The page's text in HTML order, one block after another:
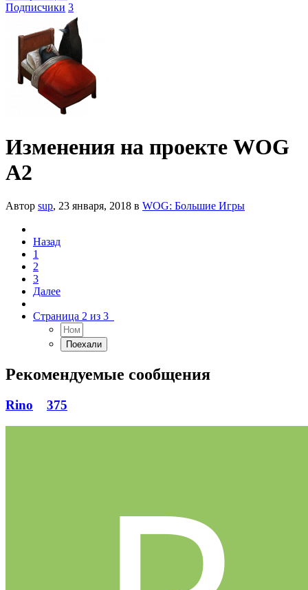
Подписчики 3
Изменения на проекте WOG
A2
Автор sup, 23 января, 2018 в WOG: Большие Игры
Назад
1
2
3
Далее
Страница 2 из 3
Рекомендуемые сообщения
Rino 375